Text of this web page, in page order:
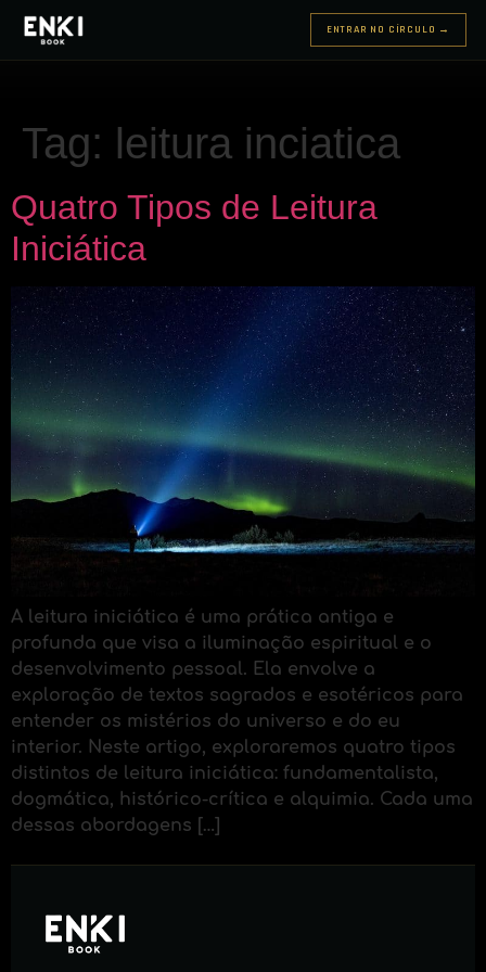
ENTRAR NO CÍRCULO →
Tag: leitura inciatica
Quatro Tipos de Leitura
Iniciática
A leitura iniciática é uma prática antiga e
profunda que visa a iluminação espiritual e o
desenvolvimento pessoal. Ela envolve a
exploração de textos sagrados e esotéricos para
entender os mistérios do universo e do eu
interior. Neste artigo, exploraremos quatro tipos
distintos de leitura iniciática: fundamentalista,
dogmática, histórico-crítica e alquimia. Cada uma
dessas abordagens […]